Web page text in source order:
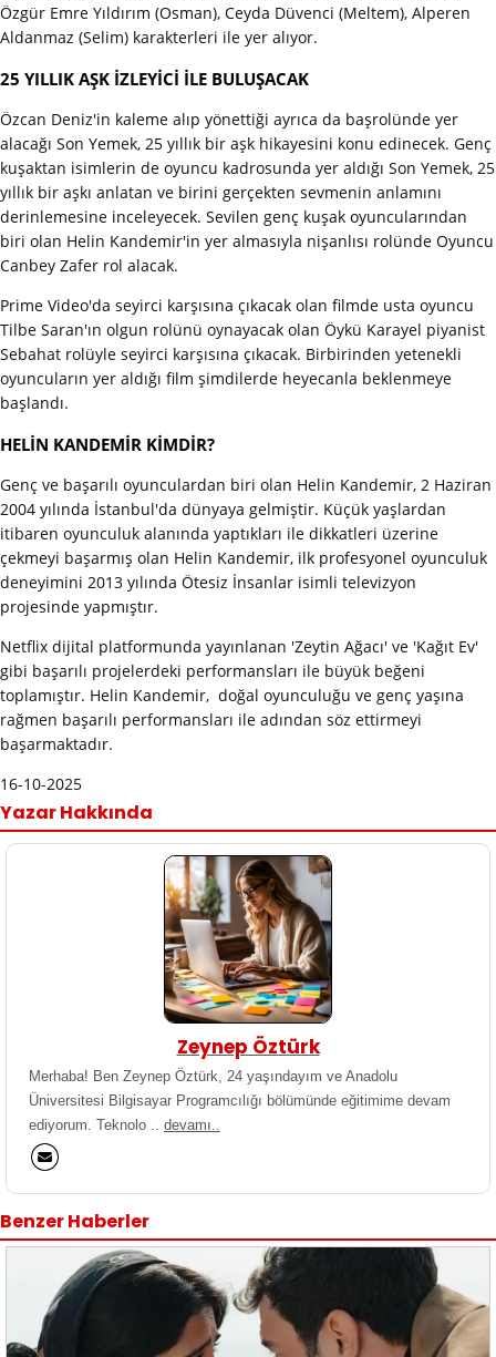
Özgür Emre Yıldırım (Osman), Ceyda Düvenci (Meltem), Alperen
Aldanmaz (Selim) karakterleri ile yer alıyor.
25 YILLIK AŞK İZLEYİCİ İLE BULUŞACAK
Özcan Deniz'in kaleme alıp yönettiği ayrıca da başrolünde yer
alacağı Son Yemek, 25 yıllık bir aşk hikayesini konu edinecek. Genç
kuşaktan isimlerin de oyuncu kadrosunda yer aldığı Son Yemek, 25
yıllık bir aşkı anlatan ve birini gerçekten sevmenin anlamını
derinlemesine inceleyecek. Sevilen genç kuşak oyuncularından
biri olan Helin Kandemir'in yer almasıyla nişanlısı rolünde Oyuncu
Canbey Zafer rol alacak.
Prime Video'da seyirci karşısına çıkacak olan filmde usta oyuncu
Tilbe Saran'ın olgun rolünü oynayacak olan Öykü Karayel piyanist
Sebahat rolüyle seyirci karşısına çıkacak. Birbirinden yetenekli
oyuncuların yer aldığı film şimdilerde heyecanla beklenmeye
başlandı.
HELİN KANDEMİR KİMDİR?
Genç ve başarılı oyunculardan biri olan Helin Kandemir, 2 Haziran
2004 yılında İstanbul'da dünyaya gelmiştir. Küçük yaşlardan
itibaren oyunculuk alanında yaptıkları ile dikkatleri üzerine
çekmeyi başarmış olan Helin Kandemir, ilk profesyonel oyunculuk
deneyimini 2013 yılında Ötesiz İnsanlar isimli televizyon
projesinde yapmıştır.
Netflix dijital platformunda yayınlanan 'Zeytin Ağacı' ve 'Kağıt Ev'
gibi başarılı projelerdeki performansları ile büyük beğeni
toplamıştır. Helin Kandemir, doğal oyunculuğu ve genç yaşına
rağmen başarılı performansları ile adından söz ettirmeyi
başarmaktadır.
16-10-2025
Yazar Hakkında
Zeynep Öztürk
Merhaba! Ben Zeynep Öztürk, 24 yaşındayım ve Anadolu
Üniversitesi Bilgisayar Programcılığı bölümünde eğitimime devam
ediyorum. Teknolo .. devamı..
Benzer Haberler